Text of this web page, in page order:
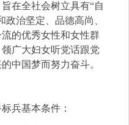
在全社会树立具有“自
治坚定、品德高尚、
的优秀女性和女性群
广大妇女听党话跟党
中国梦而努力奋斗。
兵基本条件：